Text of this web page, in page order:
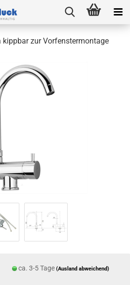
kippbar zur Vorfenstermontage
ca. 3-5 Tage(Ausland abweichend)